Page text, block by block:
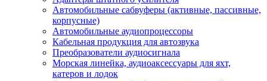
Автомобильные сабвуферы (активные, пассивные,
корпусные)
Автомобильные аудиопроцессоры
Кабельная продукция для автозвука
Преобразователи аудиосигнала
Морская линейка, аудиоаксессуары для яхт,
катеров и лодок